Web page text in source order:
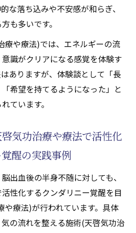
な落ち込みや不安感が和らぎ、
も多いです。
療や療法)では、エネルギーの流
識がクリアになる感覚を体験す
ありますが、体験談として「長
希望を持てるようになった」と
ています。
気功治療や療法で活性化
醒の実践事例
出血後の半身不随に対しても、
性化するクンダリニー覚醒を目
や療法)が行われています。具体
の流れを整える施術(天啓気功治